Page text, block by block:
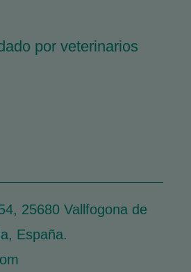
por veterinarios
25680 Vallfogona de
España.